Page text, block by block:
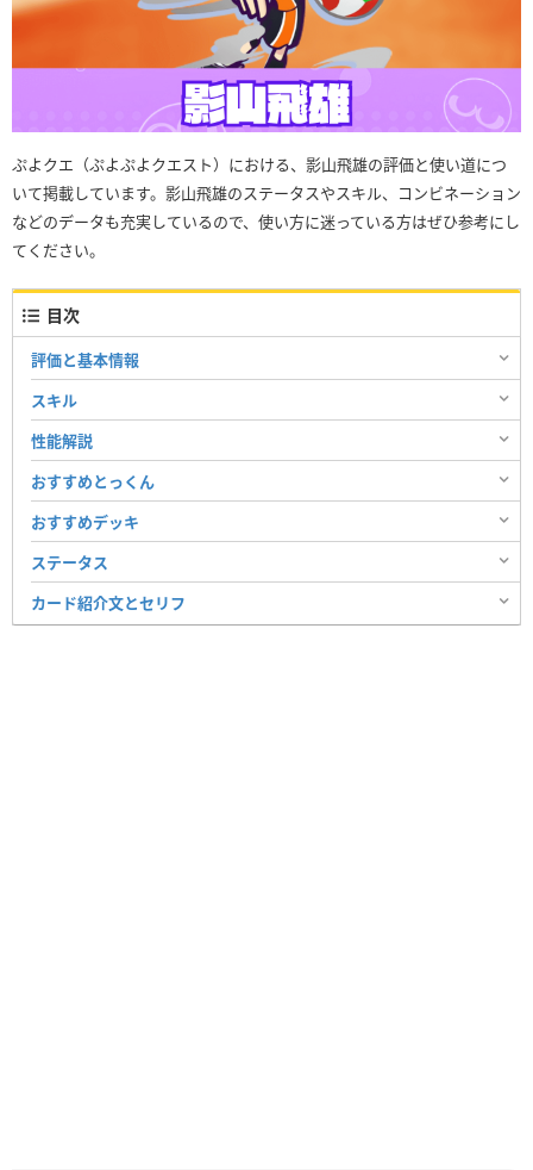
ぷよクエ（ぷよぷよクエスト）における、影山飛雄の評価と使い道につ
いて掲載しています。影山飛雄のステータスやスキル、コンビネーション
などのデータも充実しているので、使い方に迷っている方はぜひ参考にし
てください。
目次
評価と基本情報
スキル
性能解説
おすすめとっくん
おすすめデッキ
ステータス
カード紹介文とセリフ